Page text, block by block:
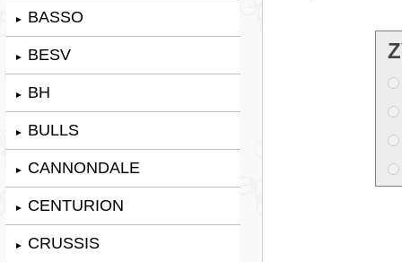
► BASSO
► BESV
► BH
► BULLS
► CANNONDALE
► CENTURION
► CRUSSIS